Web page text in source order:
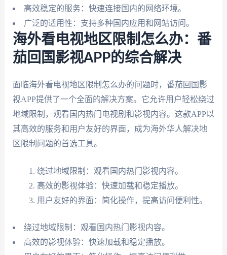
高效稳定的服务：快速连接国内的网络环境。
广泛的适用性：支持多种国内应用和网站访问。
海外看电视地区限制怎么办：番
茄回国影视APP的综合解决
面临海外看电视地区限制怎么办的问题时，番茄回国影
视APP提供了一个全面的解决方案。它允许用户轻松绕过
地域限制，观看国内热门电视剧和影视内容。这款APP以
其高效的服务和用户友好的界面，成为海外华人解决地
区限制问题的首选工具。
绕过地域限制：观看国内热门影视内容。
高效的影视体验：快速加载和稳定播放。
用户友好的界面：简化操作，提高访问便利性。
绕过地域限制：观看国内热门影视内容。
高效的影视体验：快速加载和稳定播放。